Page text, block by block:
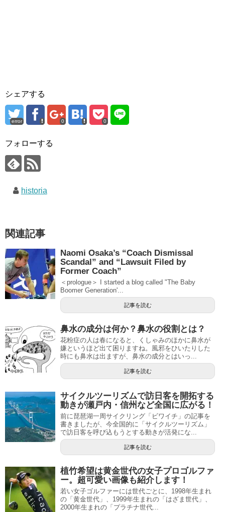
シェアする
error 0 0
フォローする
historia
関連記事
Naomi Osaka’s “Coach Dismissal
Scandal” and “Lawsuit Filed by
Former Coach”
＜prologue＞ I started a blog called "The Baby
Boomer Generation'...
記事を読む
鼻水の成分は何か？鼻水の役割とは？
花粉症の人は春になると、くしゃみのほかに鼻水が
嫌というほど出て困りますね。風邪をひいたりした
時にも鼻水は出ますが、鼻水の成分とはいっ...
記事を読む
サイクルツーリズムで訪日客を開拓する
動きが瀬戸内・信州など全国に広がる！
前に琵琶湖一周サイクリング「ビワイチ」の記事を
書きましたが、今全国的に「サイクルツーリズム」
で訪日客を呼び込もうとする動きが活発にな...
記事を読む
植竹希望は黄金世代の女子プロゴルファ
ー。超可愛い画像も紹介します！
若い女子ゴルファーには世代ごとに、1998年生まれ
の「黄金世代」、1999年生まれの「はざま世代」、
2000年生まれの「プラチナ世代...